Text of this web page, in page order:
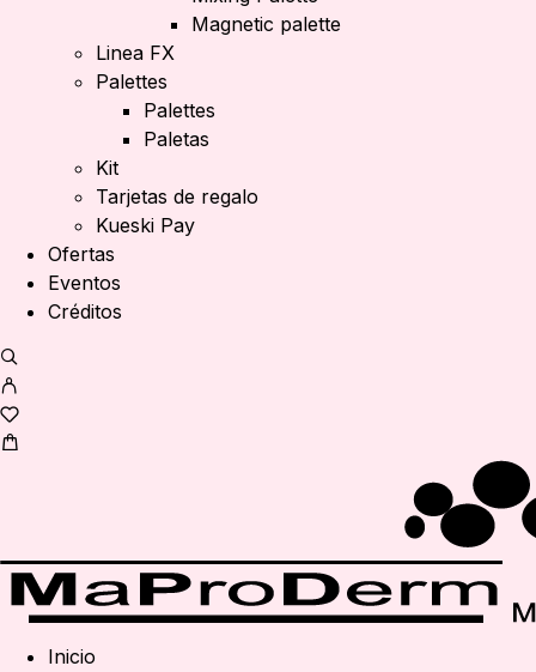
Magnetic palette
Linea FX
Palettes
Palettes
Paletas
Kit
Tarjetas de regalo
Kueski Pay
Ofertas
Eventos
Créditos
Inicio